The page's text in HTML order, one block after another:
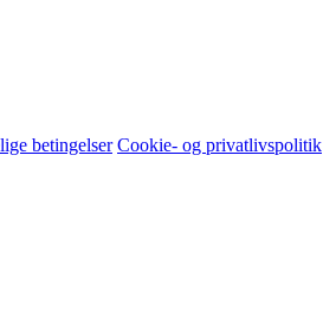
betingelser Cookie- og privatlivspolitik